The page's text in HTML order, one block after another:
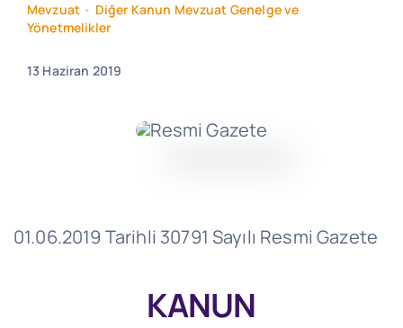
Mevzuat • Diğer Kanun Mevzuat Genelge ve
Yönetmelikler
13 Haziran 2019
01.06.2019 Tarihli 30791 Sayılı Resmi Gazete
KANUN